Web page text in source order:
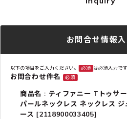
お問合せ情報
以下の項目をご入力ください。 必須 は必須入力です
お問合わせ件名 必須
商品名 : ティファニー Tトゥサ
パールネックレス ネックレス ジ
ース [2118900033405]